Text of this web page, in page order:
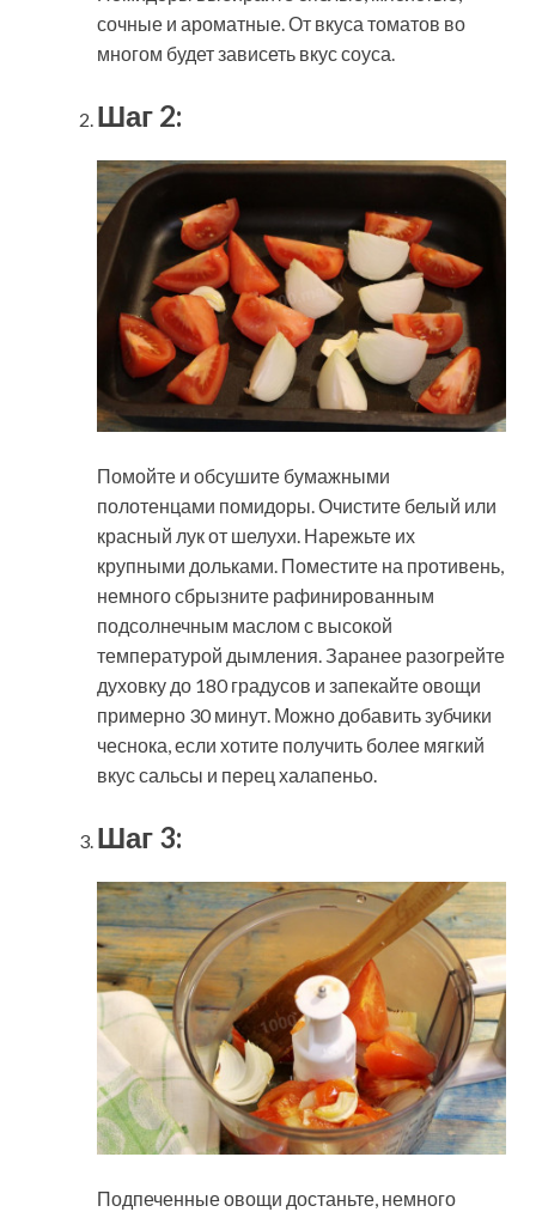
сочные и ароматные. От вкуса томатов во
многом будет зависеть вкус соуса.
Шаг 2:
Помойте и обсушите бумажными
полотенцами помидоры. Очистите белый или
красный лук от шелухи. Нарежьте их
крупными дольками. Поместите на противень,
немного сбрызните рафинированным
подсолнечным маслом с высокой
температурой дымления. Заранее разогрейте
духовку до 180 градусов и запекайте овощи
примерно 30 минут. Можно добавить зубчики
чеснока, если хотите получить более мягкий
вкус сальсы и перец халапеньо.
Шаг 3:
Подпеченные овощи достаньте, немного